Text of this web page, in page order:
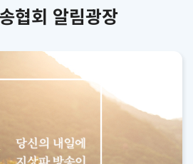
협회 알림광장